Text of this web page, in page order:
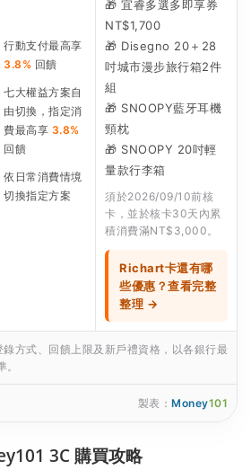
行動支付最高享
3.8% 回饋
七大權益方案自
由切換，指定消
費最高享 3.8%
回饋
依日常消費情境
切換指定方案
🎁 宜睿多選多即享券
NT$1,700
🎁 Disegno 20＋28
吋城市漫步旅行箱2件
組
🎁 SNOOPY藍牙耳機
頸枕
🎁 SNOOPY 20吋輕
量款行李箱
須於2026/09/10前核
卡，並於核卡30天內累
積消費滿NT$3,000。
Richart卡還有哪
些優惠？查看完整
整理 →
方式、回饋上限及新戶禮資格，以各銀行最
製表： Money101
3C 購買攻略